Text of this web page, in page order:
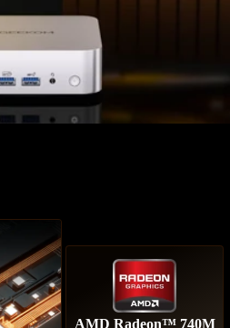
AMD Radeon™ 740M